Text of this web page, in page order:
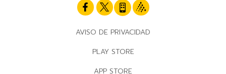
AVISO DE PRIVACIDAD
PLAY STORE
APP STORE